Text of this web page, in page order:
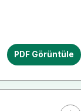
PDF Görüntüle